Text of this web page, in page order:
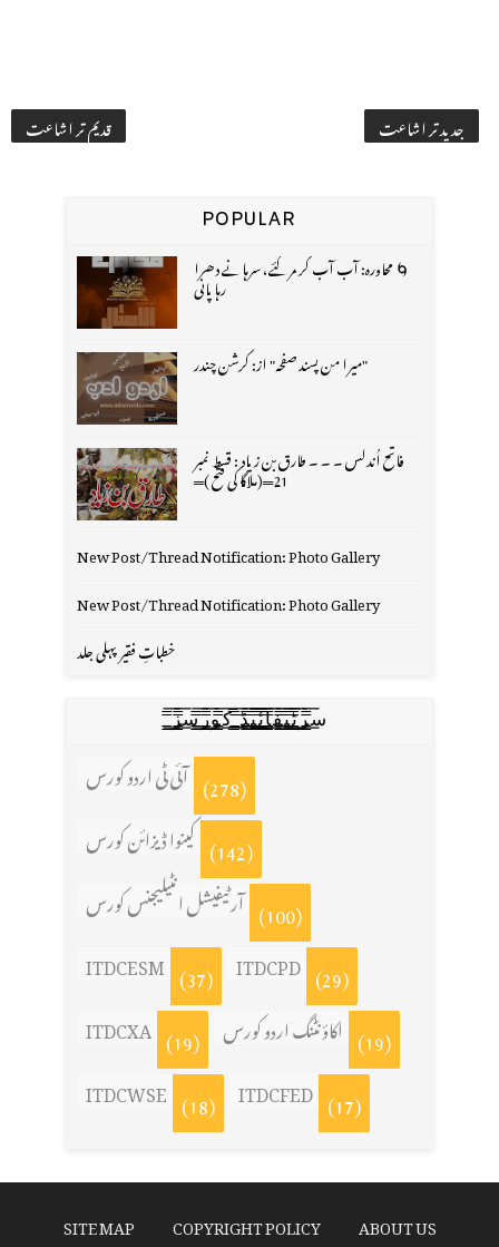
جدید تر اشاعت قدیم تر اشاعت
POPULAR
🌀 محاورہ: آب آب کر مر گئے، سرہانے دھرا
رہا پانی
"میرا من پسند صفحہ" از: کرشن چندر
فاتح اُندلس ۔ ۔ ۔ طارق بن زیاد : قسط نمبر
21═(ملاگا کی فتح )═
New Post/Thread Notification: Photo Gallery
New Post/Thread Notification: Photo Gallery
خطباتِ فقیر پہلی جلد
س̳̿͟͞ر̳̿͟͞ٹ̳̿͟͞ی̳̿͟͞ف̳̿͟͞ا̳̿͟͞ي̳̳̿ٔ̿͟͟͞͞ی̳̿͟͞ڈ̳̿͟͞ ̳̿͟͞ک̳̿͟͞و̳̿͟͞ر̳̿͟͞س̳̿͟͞ز̳̿͟͞
آئی ٹی اردو کورس (278)
کینوا ڈیزائن کورس (142)
آرٹیفیشل انٹیلیجنس کورس (100)
ITDCESM (37) ITDCPD (29)
ITDCXA (19) اکاؤنٹنگ اردو کورس (19)
ITDCWSE (18) ITDCFED (17)
ABOUT US
COPYRIGHT POLICY
SITE MAP